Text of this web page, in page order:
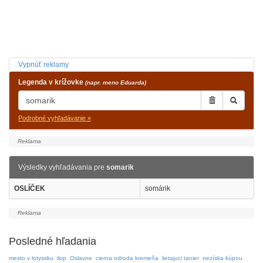
Vypnúť reklamy
Legenda v krížovke (napr. meno Eduarda)
Podrobné vyhľadávanie »
Výsledky vyhľadávania pre somarik
OSLÍČEK somárik
Posledné hľadania
mesto v lotyssku ilop Oslavne cierna odroda kremeňa lietajuci tanier nezíska kúpou